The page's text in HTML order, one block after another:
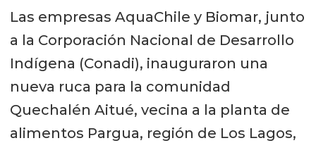
Las empresas AquaChile y Biomar, junto
a la Corporación Nacional de Desarrollo
Indígena (Conadi), inauguraron una
nueva ruca para la comunidad
Quechalén Aitué, vecina a la planta de
alimentos Pargua, región de Los Lagos,